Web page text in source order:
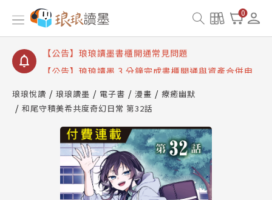
0
【公告】琅琅讀墨數位閱讀資產合併與書櫃開通申請
【公告】琅琅讀墨書櫃開通常見問題
【公告】琅琅讀墨 3 分鐘完成書櫃開通與資產合併申
請圖文教學
查詢
【公告】琅琅讀墨數位閱讀資產合併與書櫃開通申請
琅琅悅讀 琅琅讀墨 電子書 漫畫
療癒幽默
和尾守積美希共度奇幻日常 第32話